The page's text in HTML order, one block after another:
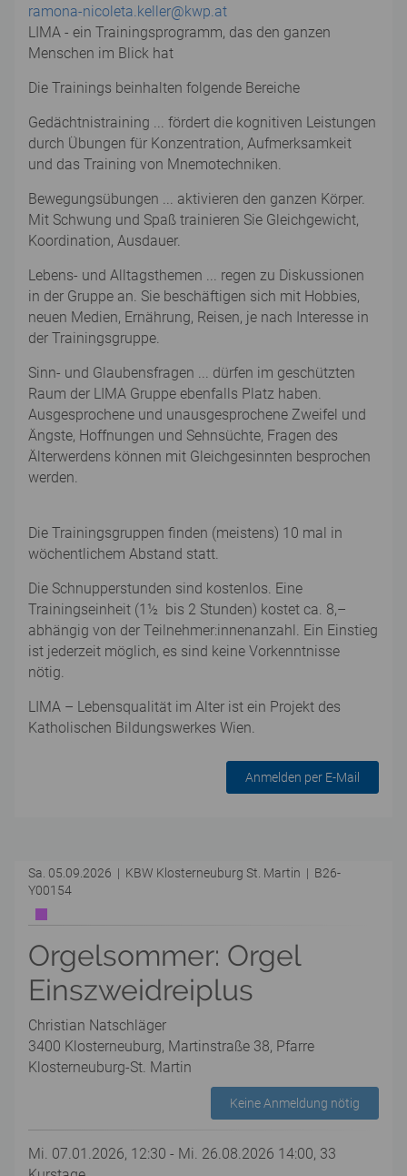
ramona-nicoleta.keller@kwp.at
LIMA - ein Trainingsprogramm, das den ganzen
Menschen im Blick hat
Die Trainings beinhalten folgende Bereiche
Gedächtnistraining ... fördert die kognitiven Leistungen
durch Übungen für Konzentration, Aufmerksamkeit
und das Training von Mnemotechniken.
Bewegungsübungen ... aktivieren den ganzen Körper.
Mit Schwung und Spaß trainieren Sie Gleichgewicht,
Koordination, Ausdauer.
Lebens- und Alltagsthemen ... regen zu Diskussionen
in der Gruppe an. Sie beschäftigen sich mit Hobbies,
neuen Medien, Ernährung, Reisen, je nach Interesse in
der Trainingsgruppe.
Sinn- und Glaubensfragen ... dürfen im geschützten
Raum der LIMA Gruppe ebenfalls Platz haben.
Ausgesprochene und unausgesprochene Zweifel und
Ängste, Hoffnungen und Sehnsüchte, Fragen des
Älterwerdens können mit Gleichgesinnten besprochen
werden.
Die Trainingsgruppen finden (meistens) 10 mal in
wöchentlichem Abstand statt.
Die Schnupperstunden sind kostenlos. Eine
Trainingseinheit (1½ bis 2 Stunden) kostet ca. 8,–
abhängig von der Teilnehmer:innenanzahl. Ein Einstieg
ist jederzeit möglich, es sind keine Vorkenntnisse
nötig.
LIMA – Lebensqualität im Alter ist ein Projekt des
Katholischen Bildungswerkes Wien.
Anmelden per E-Mail
Sa. 05.09.2026 | KBW Klosterneuburg St. Martin | B26-
Y00154
Orgelsommer: Orgel
Einszweidreiplus
Christian Natschläger
3400 Klosterneuburg, Martinstraße 38, Pfarre
Klosterneuburg-St. Martin
Keine Anmeldung nötig
Mi. 07.01.2026, 12:30 - Mi. 26.08.2026 14:00, 33